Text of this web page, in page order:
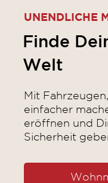
UNENDLICHE
Finde
Welt
Mit
einfacher
eröffnen und
Sicherheit